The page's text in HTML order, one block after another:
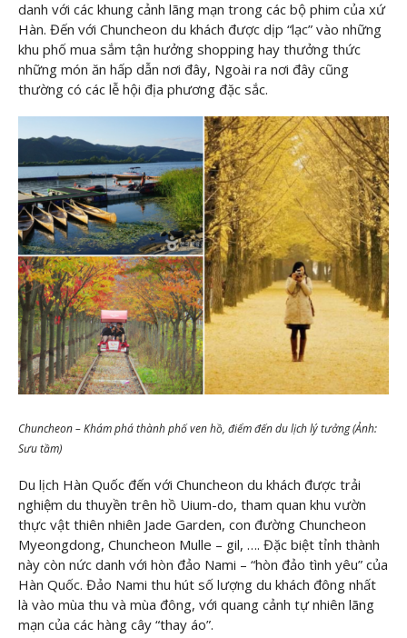
danh với các khung cảnh lãng mạn trong các bộ phim của xứ
Hàn. Đến với Chuncheon du khách được dịp “lạc” vào những
khu phố mua sắm tận hưởng shopping hay thưởng thức
những món ăn hấp dẫn nơi đây, Ngoài ra nơi đây cũng
thường có các lễ hội địa phương đặc sắc.
Chuncheon – Khám phá thành phố ven hồ, điểm đến du lịch lý tưởng (Ảnh:
Sưu tầm)
Du lịch Hàn Quốc đến với Chuncheon du khách được trải
nghiệm du thuyền trên hồ Uium-do, tham quan khu vườn
thực vật thiên nhiên Jade Garden, con đường Chuncheon
Myeongdong, Chuncheon Mulle – gil, …. Đặc biệt tỉnh thành
này còn nức danh với hòn đảo Nami – “hòn đảo tình yêu” của
Hàn Quốc. Đảo Nami thu hút số lượng du khách đông nhất
là vào mùa thu và mùa đông, với quang cảnh tự nhiên lãng
mạn của các hàng cây “thay áo”.